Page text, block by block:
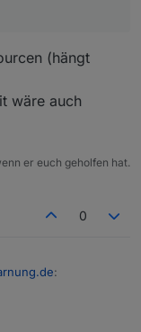
(hängt
wäre auch
er euch geholfen hat.
0
: